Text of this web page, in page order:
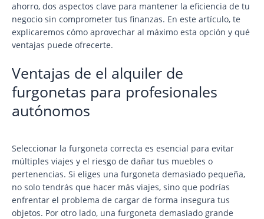
ahorro, dos aspectos clave para mantener la eficiencia de tu
negocio sin comprometer tus finanzas. En este artículo, te
explicaremos cómo aprovechar al máximo esta opción y qué
ventajas puede ofrecerte.
Ventajas de el alquiler de
furgonetas para profesionales
autónomos
Seleccionar la furgoneta correcta es esencial para evitar
múltiples viajes y el riesgo de dañar tus muebles o
pertenencias. Si eliges una furgoneta demasiado pequeña,
no solo tendrás que hacer más viajes, sino que podrías
enfrentar el problema de cargar de forma insegura tus
objetos. Por otro lado, una furgoneta demasiado grande